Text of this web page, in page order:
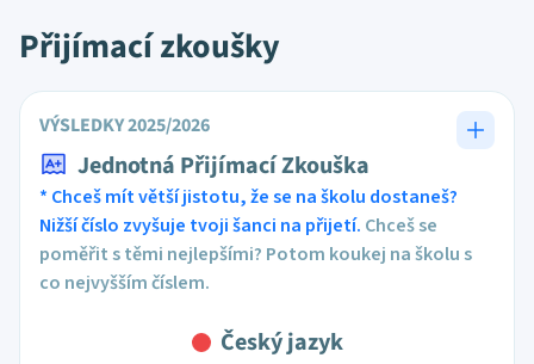
Přijímací zkoušky
VÝSLEDKY 2025/2026
Jednotná Přijímací Zkouška
* Chceš mít větší jistotu, že se na školu dostaneš?
Nižší číslo zvyšuje tvoji šanci na přijetí. Chceš se
poměřit s těmi nejlepšími? Potom koukej na školu s
co nejvyšším číslem.
Český jazyk